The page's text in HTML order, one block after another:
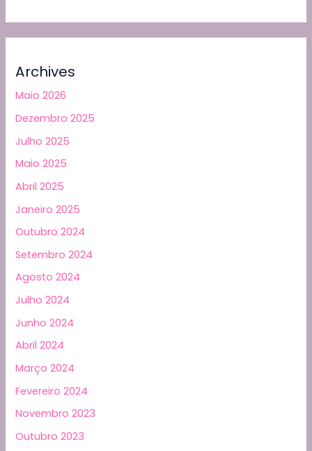
Archives
Maio 2026
Dezembro 2025
Julho 2025
Maio 2025
Abril 2025
Janeiro 2025
Outubro 2024
Setembro 2024
Agosto 2024
Julho 2024
Junho 2024
Abril 2024
Março 2024
Fevereiro 2024
Novembro 2023
Outubro 2023